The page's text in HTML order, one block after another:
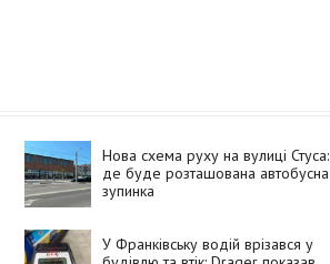
Нова схема руху на вулиці Стуса:
де буде розташована автобусна
зупинка
У Франківську водій врізався у